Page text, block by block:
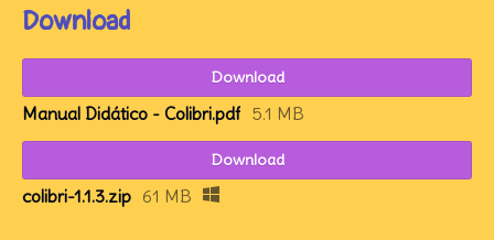
Download
Download
Manual Didático - Colibri.pdf 5.1 MB
Download
colibri-1.1.3.zip 61 MB